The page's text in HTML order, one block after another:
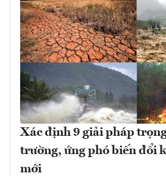
Xác định 9 giải pháp
trường, ứng phó biến đổi
mới